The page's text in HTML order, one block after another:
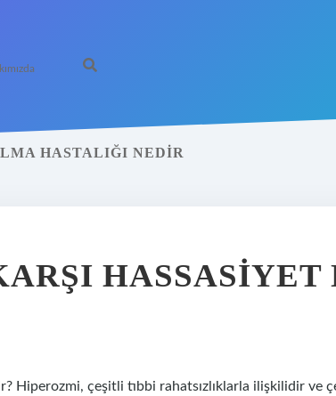
HASTALIĞI NEDIR
HASSASIYET
Hiperozmi, çeşitli tıbbi rahatsızlıklarla ilişkilidir ve